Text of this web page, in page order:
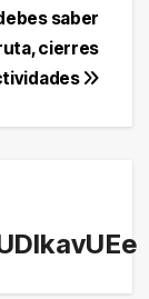
saber
cierres